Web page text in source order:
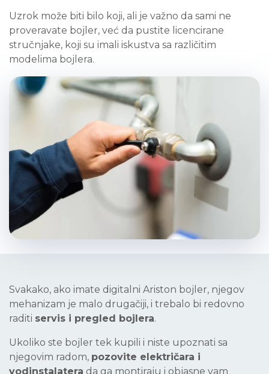
Uzrok može biti bilo koji, ali je važno da sami ne
proveravate bojler, već da pustite licencirane
stručnjake, koji su imali iskustva sa različitim
modelima bojlera.
Svakako, ako imate digitalni Ariston bojler, njegov
mehanizam je malo drugačiji, i trebalo bi redovno
raditi servis i pregled bojlera.
Ukoliko ste bojler tek kupili i niste upoznati sa
njegovim radom, pozovite električara i
vodinstalatera da ga montiraju i objasne vam